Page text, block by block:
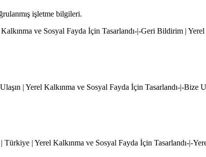
işletme bilgileri.
ve Sosyal Fayda İçin Tasarlandı-|-Geri Bildirim | Yerel
| Yerel Kalkınma ve Sosyal Fayda İçin Tasarlandı-|-Bize
| Yerel Kalkınma ve Sosyal Fayda İçin Tasarlandı-|-